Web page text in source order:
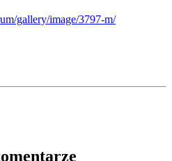
gallery/image/3797-m/